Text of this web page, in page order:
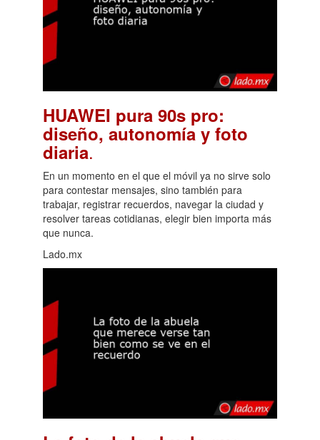
HUAWEI pura 90s pro:
diseño, autonomía y foto
diaria.
En un momento en el que el móvil ya no sirve solo
para contestar mensajes, sino también para
trabajar, registrar recuerdos, navegar la ciudad y
resolver tareas cotidianas, elegir bien importa más
que nunca.
Lado.mx